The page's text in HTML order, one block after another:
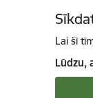
Lai šī
Lūdzu,